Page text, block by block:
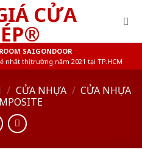
SAIGONDOOR
thị trường năm 2021 tại TP.HCM
/ CỬA NHỰA / CỬA NHỰA